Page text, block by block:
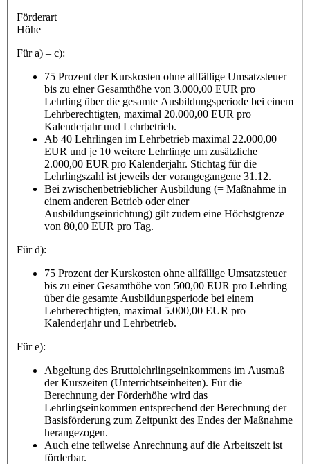
Förderart
Höhe
Für a) – c):
75 Prozent der Kurskosten ohne allfällige Umsatzsteuer
bis zu einer Gesamthöhe von 3.000,00 EUR pro
Lehrling über die gesamte Ausbildungsperiode bei einem
Lehrberechtigten, maximal 20.000,00 EUR pro
Kalenderjahr und Lehrbetrieb.
Ab 40 Lehrlingen im Lehrbetrieb maximal 22.000,00
EUR und je 10 weitere Lehrlinge um zusätzliche
2.000,00 EUR pro Kalenderjahr. Stichtag für die
Lehrlingszahl ist jeweils der vorangegangene 31.12.
Bei zwischenbetrieblicher Ausbildung (= Maßnahme in
einem anderen Betrieb oder einer
Ausbildungseinrichtung) gilt zudem eine Höchstgrenze
von 80,00 EUR pro Tag.
Für d):
75 Prozent der Kurskosten ohne allfällige Umsatzsteuer
bis zu einer Gesamthöhe von 500,00 EUR pro Lehrling
über die gesamte Ausbildungsperiode bei einem
Lehrberechtigten, maximal 5.000,00 EUR pro
Kalenderjahr und Lehrbetrieb.
Für e):
Abgeltung des Bruttolehrlingseinkommens im Ausmaß
der Kurszeiten (Unterrichtseinheiten). Für die
Berechnung der Förderhöhe wird das
Lehrlingseinkommen entsprechend der Berechnung der
Basisförderung zum Zeitpunkt des Endes der Maßnahme
herangezogen.
Auch eine teilweise Anrechnung auf die Arbeitszeit ist
förderbar.